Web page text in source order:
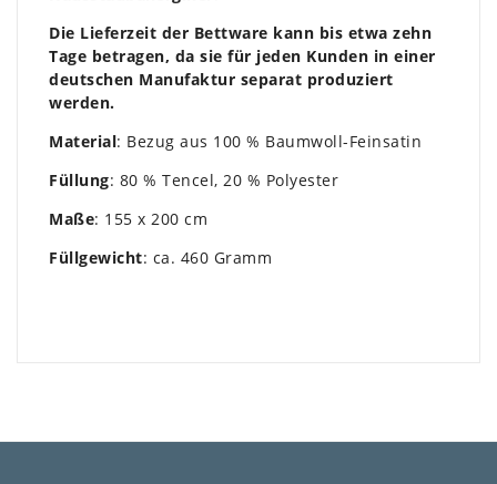
Die Lieferzeit der Bettware kann bis etwa zehn
Tage betragen, da sie für jeden Kunden in einer
deutschen Manufaktur separat produziert
werden.
Material: Bezug aus 100 % Baumwoll-Feinsatin
Füllung: 80 % Tencel, 20 % Polyester
Maße: 155 x 200 cm
Füllgewicht: ca. 460 Gramm